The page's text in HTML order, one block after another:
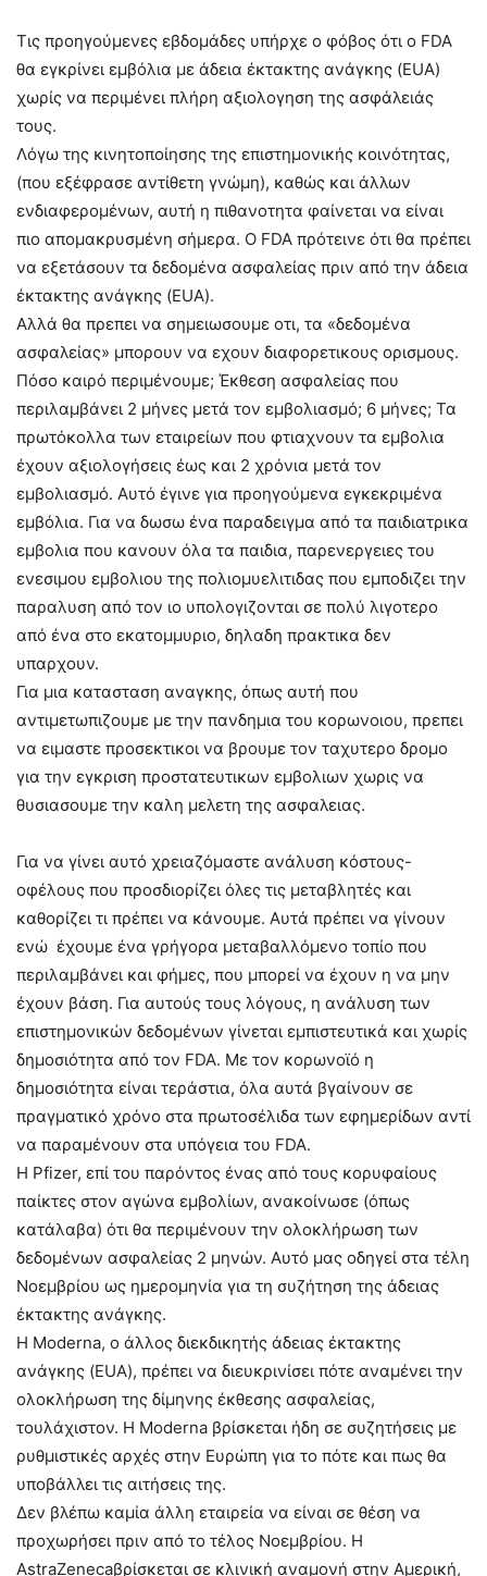
Τις προηγούμενες εβδομάδες υπήρχε ο φόβος ότι ο FDA
θα εγκρίνει εμβόλια με άδεια έκτακτης ανάγκης (EUA)
χωρίς να περιμένει πλήρη αξιολογηση της ασφάλειάς
τους.
Λόγω της κινητοποίησης της επιστημονικής κοινότητας,
(που εξέφρασε αντίθετη γνώμη), καθώς και άλλων
ενδιαφερομένων, αυτή η πιθανοτητα φαίνεται να είναι
πιο απομακρυσμένη σήμερα. Ο FDA πρότεινε ότι θα πρέπει
να εξετάσουν τα δεδομένα ασφαλείας πριν από την άδεια
έκτακτης ανάγκης (EUA).
Αλλά θα πρεπει να σημειωσουμε οτι, τα «δεδομένα
ασφαλείας» μπορουν να εχουν διαφορετικους ορισμους.
Πόσο καιρό περιμένουμε; Έκθεση ασφαλείας που
περιλαμβάνει 2 μήνες μετά τον εμβολιασμό; 6 μήνες; Τα
πρωτόκολλα των εταιρείων που φτιαχνουν τα εμβολια
έχουν αξιολογήσεις έως και 2 χρόνια μετά τον
εμβολιασμό. Αυτό έγινε για προηγούμενα εγκεκριμένα
εμβόλια. Για να δωσω ένα παραδειγμα από τα παιδιατρικα
εμβολια που κανουν όλα τα παιδια, παρενεργειες του
ενεσιμου εμβολιου της πολιομυελιτιδας που εμποδιζει την
παραλυση από τον ιο υπολογιζονται σε πολύ λιγοτερο
από ένα στο εκατομμυριο, δηλαδη πρακτικα δεν
υπαρχουν.
Για μια κατασταση αναγκης, όπως αυτή που
αντιμετωπιζουμε με την πανδημια του κορωνοιου, πρεπει
να ειμαστε προσεκτικοι να βρουμε τον ταχυτερο δρομο
για την εγκριση προστατευτικων εμβολιων χωρις να
θυσιασουμε την καλη μελετη της ασφαλειας.
Για να γίνει αυτό χρειαζόμαστε ανάλυση κόστους-
οφέλους που προσδιορίζει όλες τις μεταβλητές και
καθορίζει τι πρέπει να κάνουμε. Αυτά πρέπει να γίνουν
ενώ έχουμε ένα γρήγορα μεταβαλλόμενο τοπίο που
περιλαμβάνει και φήμες, που μπορεί να έχουν η να μην
έχουν βάση. Για αυτούς τους λόγους, η ανάλυση των
επιστημονικών δεδομένων γίνεται εμπιστευτικά και χωρίς
δημοσιότητα από τον FDA. Με τον κορωνοϊό η
δημοσιότητα είναι τεράστια, όλα αυτά βγαίνουν σε
πραγματικό χρόνο στα πρωτοσέλιδα των εφημερίδων αντί
να παραμένουν στα υπόγεια του FDA.
Η Pfizer, επί του παρόντος ένας από τους κορυφαίους
παίκτες στον αγώνα εμβολίων, ανακοίνωσε (όπως
κατάλαβα) ότι θα περιμένουν την ολοκλήρωση των
δεδομένων ασφαλείας 2 μηνών. Αυτό μας οδηγεί στα τέλη
Νοεμβρίου ως ημερομηνία για τη συζήτηση της άδειας
έκτακτης ανάγκης.
Η Moderna, ο άλλος διεκδικητής άδειας έκτακτης
ανάγκης (EUA), πρέπει να διευκρινίσει πότε αναμένει την
ολοκλήρωση της δίμηνης έκθεσης ασφαλείας,
τουλάχιστον. Η Moderna βρίσκεται ήδη σε συζητήσεις με
ρυθμιστικές αρχές στην Ευρώπη για το πότε και πως θα
υποβάλλει τις αιτήσεις της.
Δεν βλέπω καμία άλλη εταιρεία να είναι σε θέση να
προχωρήσει πριν από το τέλος Νοεμβρίου. Η
AstraZenecaβρίσκεται σε κλινική αναμονή στην Αμερική,